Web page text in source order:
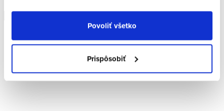
Povoliť všetko
Prispôsobiť